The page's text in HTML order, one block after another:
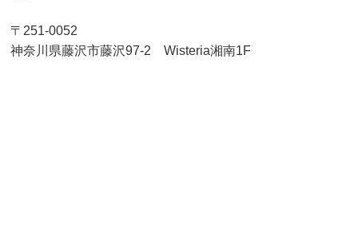
〒251-0052
神奈川県藤沢市藤沢97-2 Wisteria湘南1F